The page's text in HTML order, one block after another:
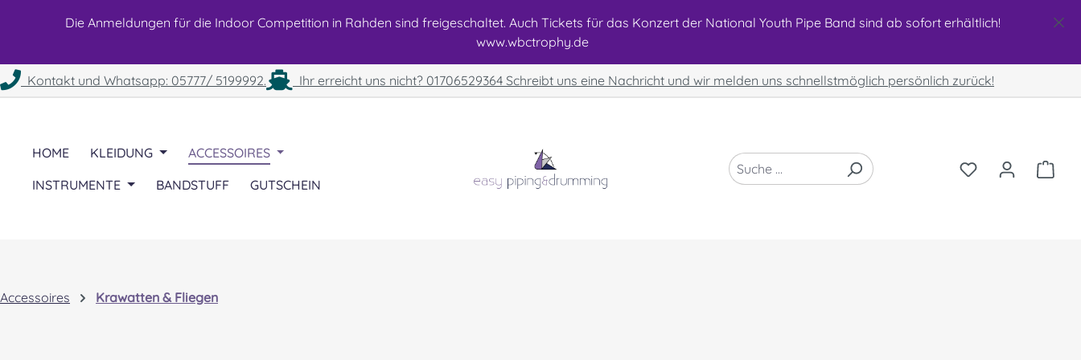
Hauptinhalt springen
Zur Suche springen
Zur Hauptnavigation springen
Die Anmeldungen für die Indoor Competition in Rahden sind freigeschaltet. Auch Tickets für das Konzert der National Youth Pipe Band sind ab sofort erhältlich!
www.wbctrophy.de
Kontakt und Whatsapp: 05777/ 5199992. Ihr erreicht uns nicht? 01706529364 Schreibt uns eine Nachricht und wir melden uns schnellstmöglich persönlich zurück!
HOME KLEIDUNG
ACCESSOIRES
INSTRUMENTE
BANDSTUFF GUTSCHEIN
DU HAST 0
Accessoires Krawatten & Fliegen